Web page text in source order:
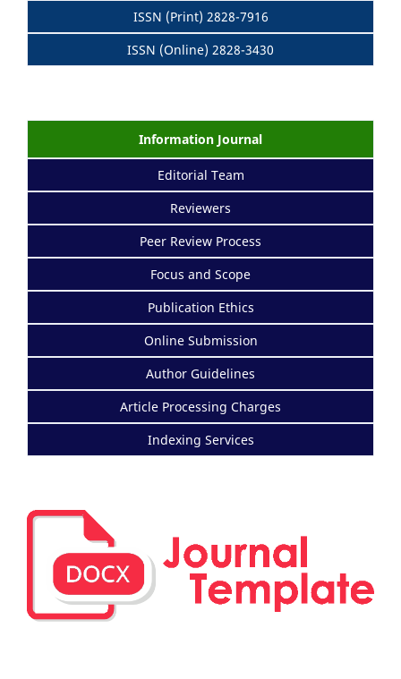
ISSN (Print) 2828-7916
ISSN (Online) 2828-3430
Information Journal
Editorial Team
Reviewers
Peer Review Process
Focus and Scope
Publication Ethics
Online Submission
Author Guidelines
Article Processing Charges
Indexing Services